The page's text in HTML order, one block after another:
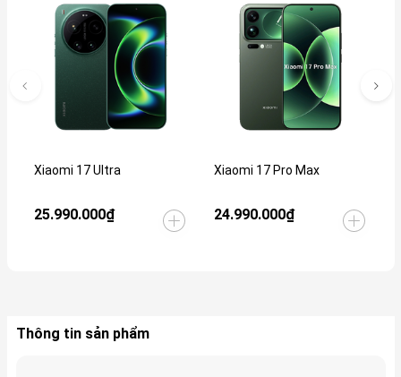
Xiaomi 17 Ultra
25.990.000₫
Xiaomi 17 Pro Max
24.990.000₫
Thông tin sản phẩm